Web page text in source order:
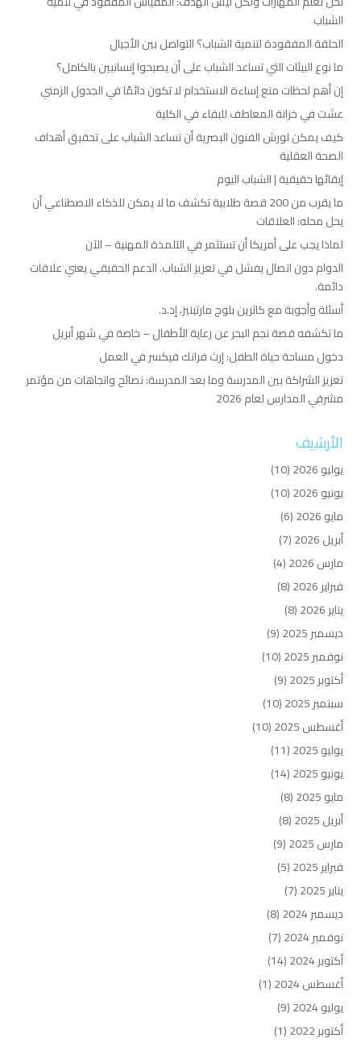
الشباب
الحلقة المفقودة لتنمية الشباب؟ التواصل بين الأجيال
ما نوع البيئات التي تساعد الشباب على أن يصبحوا إنسانيين بالكامل؟
إن أهم لحظات منع إساءة الاستخدام لا تكون دائمًا في الجدول الزمني
عشت في خزانة المعاطف للبقاء في الكلية
كيف يمكن لورش الفنون البصرية أن تساعد الشباب على تحقيق أهداف
الصحة العقلية
إبقائها حقيقية | الشباب اليوم
ما يقرب من 200 قصة طلابية تكشف ما لا يمكن للذكاء الاصطناعي أن
يحل محله: العلاقات
لماذا يجب على أمريكا أن تستثمر في التلمذة المهنية – الآن
الدوام دون اتصال يفشل في تعزيز الشباب. الدعم الحقيقي يعني علاقات
دائمة.
أسئلة وأجوبة مع كاثرين بلوج مارتينيز، إد.د.
ما تكشفه قصة نجم البحر عن رعاية الأطفال – خاصة في شهر أبريل
دخول مساحة حياة الطفل: إرث فرانك فيكسر في العمل
تعزيز الشراكة بين المدرسة وما بعد المدرسة: نصائح واتجاهات من مؤتمر
مشرفي المدارس لعام 2026
الأرشيف
يوليو 2026
(10)
يونيو 2026
(10)
مايو 2026
(6)
أبريل 2026
(7)
مارس 2026
(4)
فبراير 2026
(8)
يناير 2026
(8)
ديسمبر 2025
(9)
نوفمبر 2025
(10)
أكتوبر 2025
(9)
سبتمبر 2025
(10)
أغسطس 2025
(10)
يوليو 2025
(11)
يونيو 2025
(14)
مايو 2025
(8)
أبريل 2025
(8)
مارس 2025
(9)
فبراير 2025
(5)
يناير 2025
(7)
ديسمبر 2024
(8)
نوفمبر 2024
(7)
أكتوبر 2024
(14)
أغسطس 2024
(1)
يوليو 2024
(9)
أكتوبر 2022
(1)